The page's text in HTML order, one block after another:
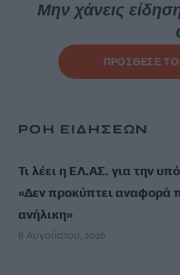
Μην χάνεις
ΠΡΟΣΘΕΣΕ ΤΟ
ΡΟΗ ΕΙΔΗΣΕΩΝ
Τι λέει η ΕΛ.ΑΣ. για την
«Δεν προκύπτει αναφορά
ανήλικη»
8 Αυγούστου, 2026